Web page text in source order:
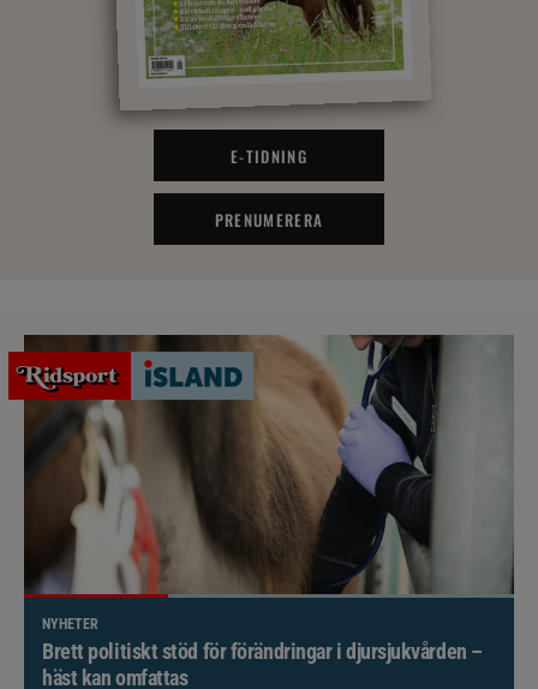
E-TIDNING
PRENUMERERA
NYHETER
Brett politiskt stöd för förändringar i djursjukvården –
häst kan omfattas